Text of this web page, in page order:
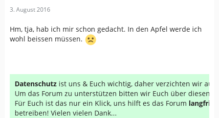
3. August 2016
Hm, tja, hab ich mir schon gedacht. In den Apfel werde ich
wohl beissen müssen.
Datenschutz ist uns & Euch wichtig, daher verzichten wir auf
Um das Forum zu unterstützen bitten wir Euch über diesen
Für Euch ist das nur ein Klick, uns hilft es das Forum
betreiben! Vielen vielen Dank...